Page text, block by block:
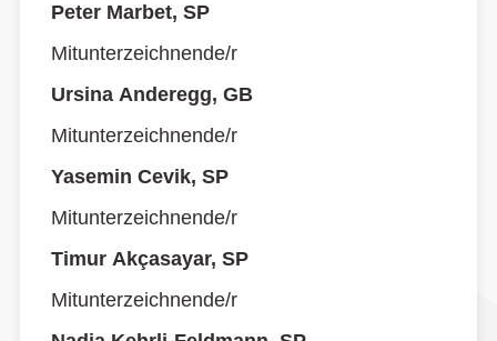
Peter Marbet, SP
Mitunterzeichnende/r
Ursina Anderegg, GB
Mitunterzeichnende/r
Yasemin Cevik, SP
Mitunterzeichnende/r
Timur Akçasayar, SP
Mitunterzeichnende/r